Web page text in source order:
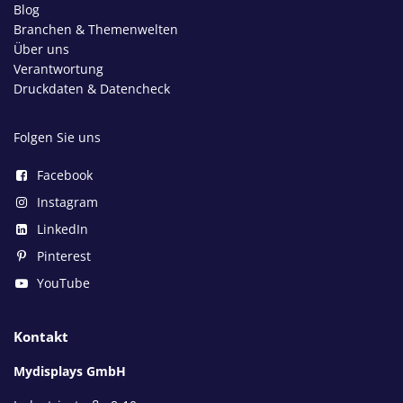
Blog
Branchen & Themenwelten
Über uns
Verantwortung
Druckdaten & Datencheck
Folgen Sie uns
Facebook
Instagram
LinkedIn
Pinterest
YouTube
Kontakt
Mydisplays GmbH